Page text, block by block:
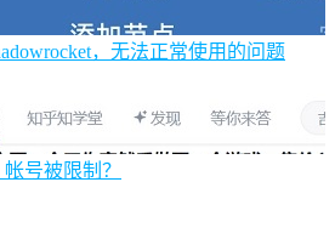
，无法正常使用的问题
号被限制？